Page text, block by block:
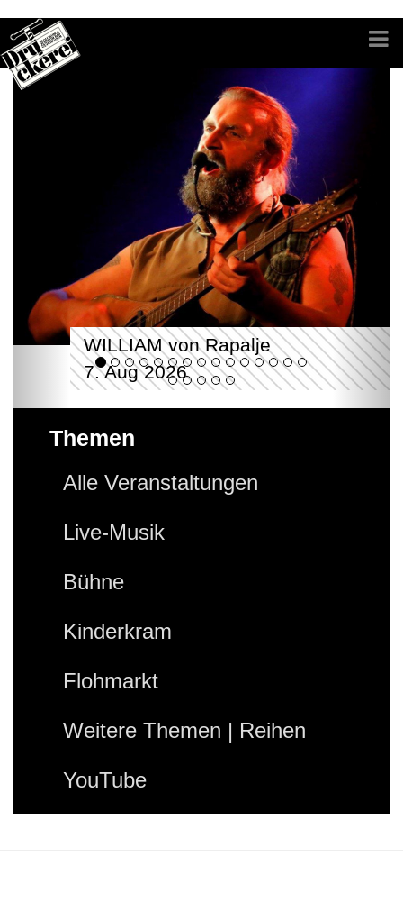
WILLIAM von Rapalje
7. Aug 2026
Themen
Alle Veranstaltungen
Live-Musik
Bühne
Kinderkram
Flohmarkt
Weitere Themen | Reihen
YouTube